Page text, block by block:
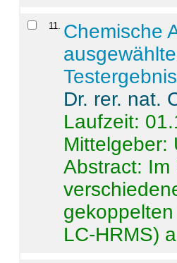
11
Chemische
Dr. rer. nat.
Laufzeit:
Mittelgeber:
Abstract: Im
LC-HRMS)